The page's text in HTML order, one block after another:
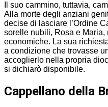
Il suo cammino, tuttavia,
Alla morte degli anziani
decise di lasciare l’Ordine
sorelle nubili, Rosa e
economiche. La sua
a condizione che trovasse
accoglierlo nella propria
si dichiarò disponibile.
Cappellano della